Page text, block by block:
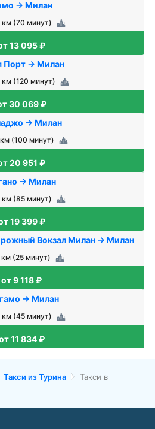
→ Милан
км (70 минут)
13 095 ₽
Порт → Милан
км (120 минут)
30 069 ₽
→ Милан
(100 минут)
20 951 ₽
→ Милан
км (85 минут)
19 399 ₽
Вокзал Милан → Милан
км (25 минут)
от 9 118 ₽
→ Милан
км (45 минут)
11 834 ₽
Такси из Турина
Такси в